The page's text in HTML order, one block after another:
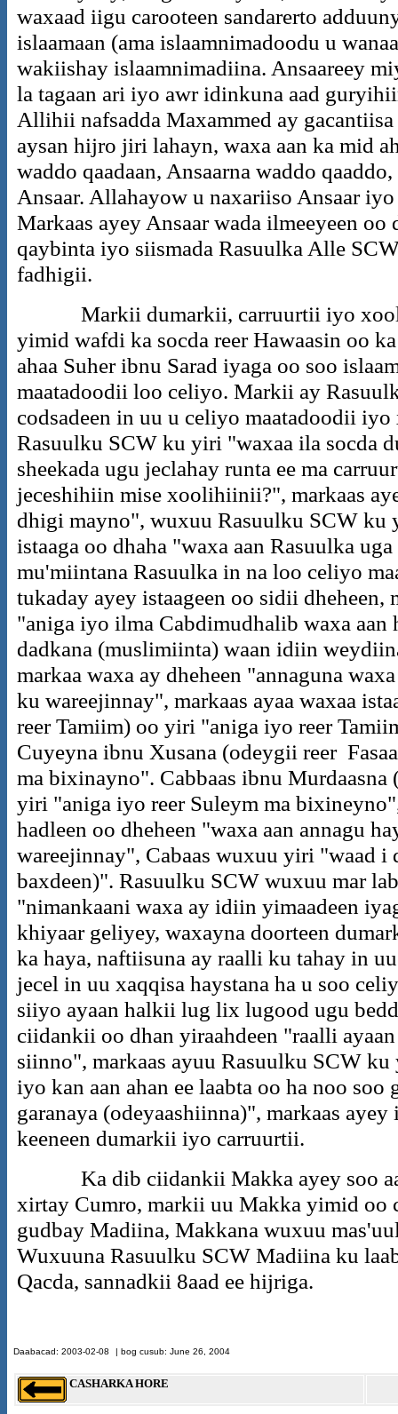
waxaad iigu carooteen sandarerto
islaamaan (ama islaamnimadoodu u
wakiishay islaamnimadiina. Ansaareey
la tagaan ari iyo awr idinkuna aad
Allihii nafsadda Maxammed ay
aysan hijro jiri lahayn, waxa aan ka mid
waddo qaadaan, Ansaarna waddo
Ansaar. Allahayow u naxariiso Ansaar
Markaas ayey Ansaar wada ilmeeyeen
qaybinta iyo siismada Rasuulka Alle
fadhigii.
Markii dumarkii, carruurtii iyo
yimid wafdi ka socda reer Hawaasin oo
ahaa Suher ibnu Sarad iyaga oo soo
maatadoodii loo celiyo. Markii ay
codsadeen in uu u celiyo maatadoodii
Rasuulku SCW ku yiri "waxaa ila socda
sheekada ugu jeclahay runta ee ma
jeceshihiin mise xoolihiinii?", markaas
dhigi mayno", wuxuu Rasuulku SCW ku
istaaga oo dhaha "waxa aan Rasuulka
mu'miintana Rasuulka in na loo celiyo
tukaday ayey istaageen oo sidii
"aniga iyo ilma Cabdimudhalib waxa aan
dadkana (muslimiinta) waan idiin
markaa waxa ay dheheen "annaguna
ku wareejinnay", markaas ayaa waxaa
reer Tamiim) oo yiri "aniga iyo reer
Cuyeyna ibnu Xusana (odeygii reer
ma bixinayno". Cabbaas ibnu Murdaasna
yiri "aniga iyo reer Suleym ma
hadleen oo dheheen "waxa aan annagu
wareejinnay", Cabaas wuxuu yiri "waad i
baxdeen)". Rasuulku SCW wuxuu mar
"nimankaani waxa ay idiin yimaadeen
khiyaar geliyey, waxayna doorteen
ka haya, naftiisuna ay raalli ku tahay in
jecel in uu xaqqisa haystana ha u soo
siiyo ayaan halkii lug lix lugood ugu
ciidankii oo dhan yiraahdeen "raalli
siinno", markaas ayuu Rasuulku SCW
iyo kan aan ahan ee laabta oo ha noo
garanaya (odeyaashiinna)", markaas
keeneen dumarkii iyo carruurtii.
Ka dib ciidankii Makka ayey soo
xirtay Cumro, markii uu Makka yimid oo
gudbay Madiina, Makkana wuxuu
Wuxuuna Rasuulku SCW Madiina ku
Qacda, sannadkii 8aad ee hijriga.
Daabacad: 2003-02-08 | bog cusub: June 26, 2004
CASHARKA HORE